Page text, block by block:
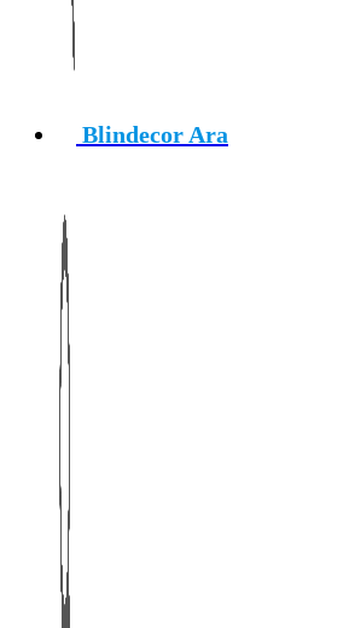
Blindecor Ara